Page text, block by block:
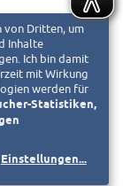
von Dritten, um
Inhalte
Ich bin damit
mit Wirkung
werden für
Statistiken,
Einstellungen...